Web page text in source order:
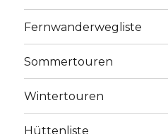
Fernwanderwegliste
Sommertouren
Wintertouren
Hüttenliste